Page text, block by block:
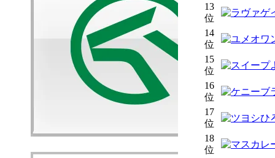
13
位
14
位
15
位
16
位
17
位
18
位